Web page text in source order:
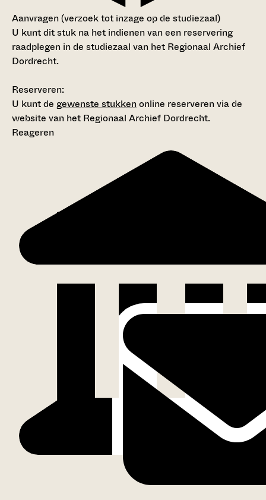
Aanvragen (verzoek tot inzage op de studiezaal)
U kunt dit stuk na het indienen van een reservering
raadplegen in de studiezaal van het Regionaal Archief
Dordrecht.
Reserveren:
U kunt de gewenste stukkenonline reserveren via de
website van het Regionaal Archief Dordrecht.
Reageren